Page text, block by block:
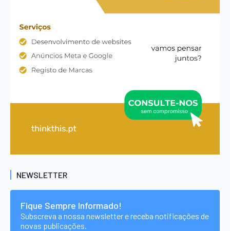
NEWSLETTER
Fique Sempre Informado!
Subscreva a nossa newsletter e receba notificações de
novas publicações.